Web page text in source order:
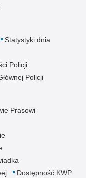
Statystyki dnia
Policji
Policji
Prasowi
Dostępność KWP